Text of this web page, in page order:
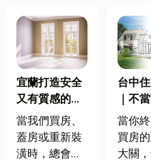
宜蘭打造安全
又有質感的
家，從專業門
窗開始
當我們買房、
蓋房或重新裝
潢時，總會把
台中
｜不
頭！
該如
潢！
當你
買房
大關